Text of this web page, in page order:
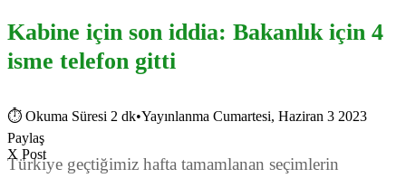
Kabine için son iddia: Bakanlık için 4
isme telefon gitti
⏱ Okuma Süresi 2 dk•Yayınlanma Cumartesi, Haziran 3 2023
Paylaş
X Post
Türkiye geçtiğimiz hafta tamamlanan seçimlerin